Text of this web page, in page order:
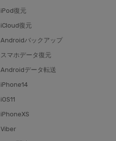
iPod復元
iCloud復元
Androidバックアップ
スマホデータ復元
Androidデータ転送
iPhone14
iOS11
iPhoneXS
Viber